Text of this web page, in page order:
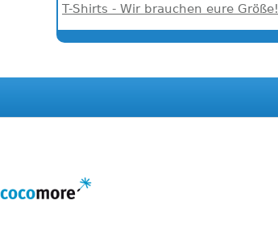
T-Shirts - Wir brauchen eure Größe!